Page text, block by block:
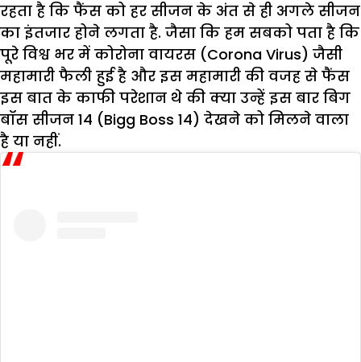
रहता है कि फैंस को हर सीजन के अंत से ही अगले सीजन
का इंतजार होने लगता है. जैसा कि हम सबको पता है कि
पूरे विश्व भर में कोरोना वायरस (Corona Virus) जैसी
महामारी फैली हुई है और इस महामारी की वजह से फैंस
इस बात के काफी परेशान थे की क्या उन्हें इस बार बिग
बॉस सीजन 14 (Bigg Boss 14) देखने को मिलने वाला
है या नहीं.